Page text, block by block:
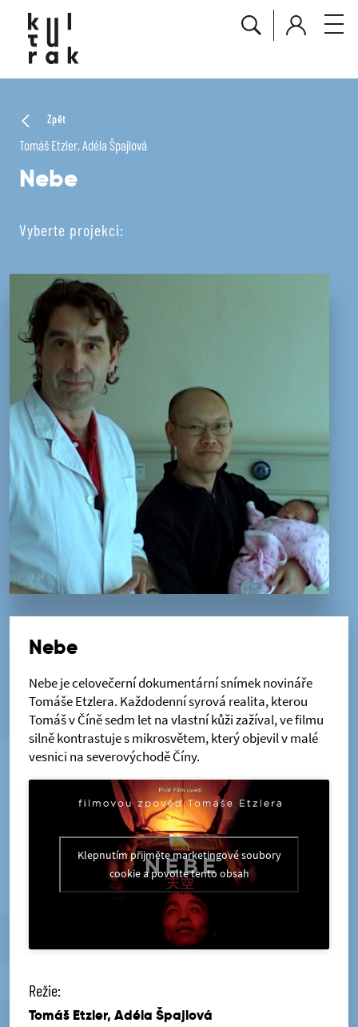
Zpět
Tomáš Etzler, Adéla Špajlová
Nebe
Vyberte projekci:
Nebe
Nebe je celovečerní dokumentární snímek novináře
Tomáše Etzlera. Každodenní syrová realita, kterou
Tomáš v Číně sedm let na vlastní kůži zažíval, ve filmu
silně kontrastuje s mikrosvětem, který objevil v malé
vesnici na severovýchodě Číny.
Klepnutím přijměte marketingové soubory
cookie a povolte tento obsah
Režie:
Tomáš Etzler, Adéla Špajlová